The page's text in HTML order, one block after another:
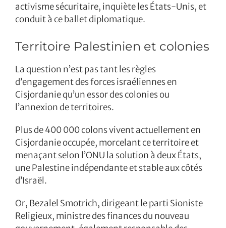
activisme sécuritaire, inquiète les États-Unis, et
conduit à ce ballet diplomatique.
Territoire Palestinien et colonies
La question n’est pas tant les règles
d’engagement des forces israéliennes en
Cisjordanie qu’un essor des colonies ou
l’annexion de territoires.
Plus de 400 000 colons vivent actuellement en
Cisjordanie occupée, morcelant ce territoire et
menaçant selon l’ONU la solution à deux États,
une Palestine indépendante et stable aux côtés
d’Israël.
Or, Bezalel Smotrich, dirigeant le parti Sioniste
Religieux, ministre des finances du nouveau